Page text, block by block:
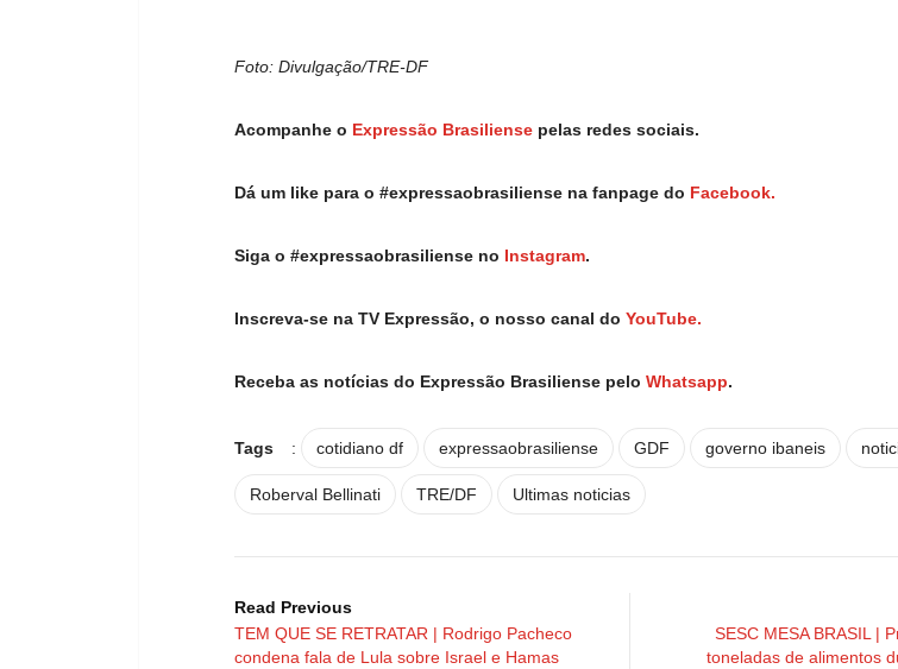
Foto: Divulgação/TRE-DF
Acompanhe o Expressão Brasiliense pelas redes sociais.
Dá um like para o #expressaobrasiliense na fanpage do Facebook.
Siga o #expressaobrasiliense no Instagram.
Inscreva-se na TV Expressão, o nosso canal do YouTube.
Receba as notícias do Expressão Brasiliense pelo Whatsapp.
Tags : cotidiano df expressaobrasiliense GDF governo ibaneis
Roberval Bellinati TRE/DF Ultimas noticias
Read Previous
TEM QUE SE RETRATAR | Rodrigo Pacheco
condena fala de Lula sobre Israel e Hamas
SESC MESA BRASIL |
toneladas de alimentos